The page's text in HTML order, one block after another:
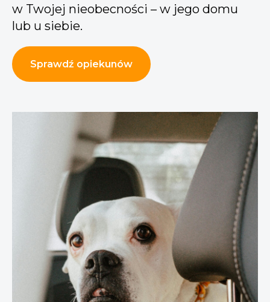
w Twojej nieobecności – w jego domu
lub u siebie.
Sprawdź opiekunów